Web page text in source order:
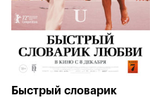
Быстрый словарик